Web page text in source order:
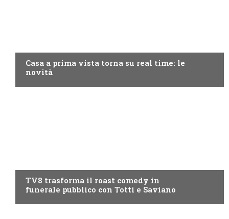
Casa a prima vista torna su real time: le
novità
TV8 trasforma il roast comedy in
funerale pubblico con Totti e Saviano